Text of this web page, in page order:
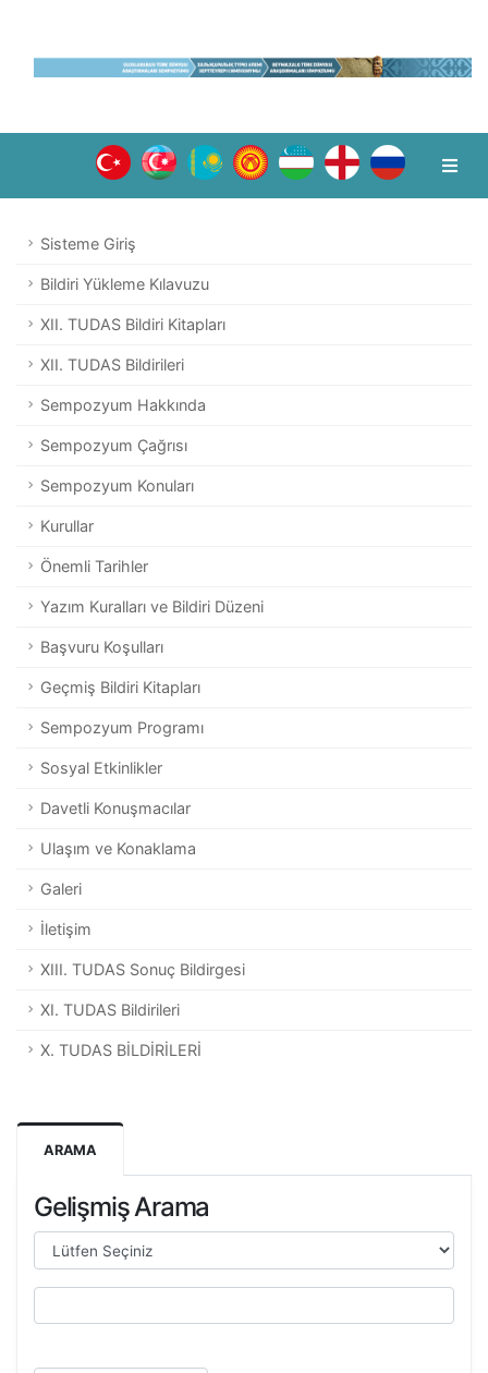
Sisteme Giriş
Bildiri Yükleme Kılavuzu
XII. TUDAS Bildiri Kitapları
XII. TUDAS Bildirileri
Sempozyum Hakkında
Sempozyum Çağrısı
Sempozyum Konuları
Kurullar
Önemli Tarihler
Yazım Kuralları ve Bildiri Düzeni
Başvuru Koşulları
Geçmiş Bildiri Kitapları
Sempozyum Programı
Sosyal Etkinlikler
Davetli Konuşmacılar
Ulaşım ve Konaklama
Galeri
İletişim
XIII. TUDAS Sonuç Bildirgesi
XI. TUDAS Bildirileri
X. TUDAS BİLDİRİLERİ
ARAMA
Gelişmiş Arama